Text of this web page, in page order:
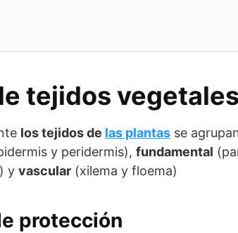
tejidos vegetales
los tejidos de las plantas se
y peridermis), fundamental
y vascular (xilema y floema)
protección